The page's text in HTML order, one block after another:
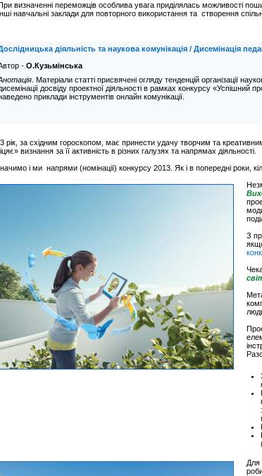
визначенні переможців особлива увага приділялась можливості
навчальні заклади для повторного використання та створення
діяльність та наукова комунікація / Дисемінація
- О.Кузьмінська
. Матеріали статті присвячені огляду тенденцій організації
досвіду проектної діяльності в рамках конкурсу «Успішний
приклади інструментів онлайн комунікації.
рік, за східним гороскопом, має принести удачу творчим та
визнання за її активність в різних галузях та напрямах діяльності.
і ми напрями (номінації) конкурсу 2013. Як і в попередні роки,
З
Для